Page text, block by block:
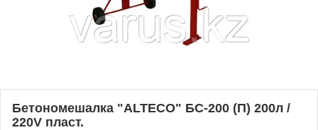
Бетономешалка "ALTECO" БС-200 (П) 200л /
220V пласт.